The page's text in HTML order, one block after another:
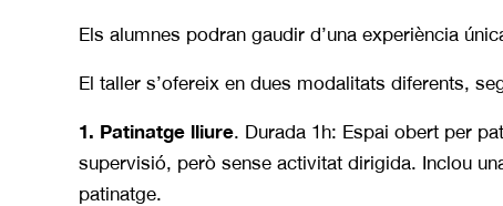
Els alumnes podran gaudir d’una experiència
El taller s’ofereix en dues modalitats diferents,
1. Patinatge lliure. Durada 1h: Espai obert per
supervisió, però sense activitat dirigida. Inclou
patinatge.